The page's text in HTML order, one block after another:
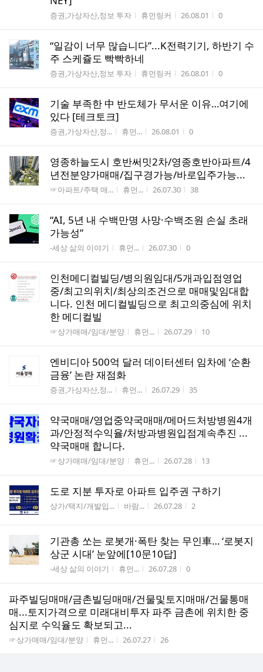
게시판명
증권,가상자산,정보 투자 작성자
휴먼링커 작성시간
26.08.01 조회수
0
“일감이 너무 많습니다”...K전력기기, 하반기 수
주 스케쥴도 빡빡하네
게시판명
증권,가상자산,정보 투자 작성자
휴먼링커 작성시간
26.08.01 조회수
0
기술 부족한 中 반도체가 무서운 이유…여기에
있다 [테크토크]
게시판명
증권,가상자산,정... 작성자
휴먼... 작성시간
26.08.01 조회수
0
영종하늘도시 호반써밋2차/영종호반아파트/4
년전분양가매매/집구경가능/바로입주가능...
게시판명
☞아파트/주택 매... 작성자
휴먼... 작성시간
26.07.30 조회수
38
“AI, 5년 내 수백만명 사망·수백조원 손실 초래
가능성”
게시판명
-세상 삶의 이야기 작성자
휴먼... 작성시간
26.07.30 조회수
0
인천메디컬빌딩/병의원임대/5개과입점영업
중/최고의위치/최상의조건으로 매매및임대합
니다. 인천 메디컬빌딩으로 최고의중심에 위치
한 메디컬빌
게시판명
☞상가매매/임대/분양 작성자
휴먼... 작성시간
26.07.29 조회수
10
엔비디아 500억 달러 데이터센터 임차에 ‘순환
금융’ 논란 재점화
게시판명
증권,가상자산,정... 작성자
휴먼... 작성시간
26.07.29 조회수
35
약국매매/영업중약국매매/메머드처방병원4개
과/안정적수익율/처방과병원입점계속추진 ...
약국매매 합니다.
게시판명
☞상가매매/임대/분양 작성자
휴먼... 작성시간
26.07.28 조회수
13
도로 지분 투자로 아파트 입주권 구하기
게시판명
상가/택지/개발입... 작성자
바람... 작성시간
26.07.28 조회수
2
기관총 쏘는 로봇개·폭탄 찾는 무인車… ‘로봇지
상군 시대’ 눈앞에[10문10답]
게시판명
-세상 삶의 이야기 작성자
휴먼... 작성시간
26.07.28 조회수
0
파주빌딩매매/금촌빌딩매매/건물및토지매매/건물통매
매...토지가격으로 미래대비투자 파주 금촌에 위치한 중
심지로 수익율도 확보되고...
게시판명
☞상가매매/임대/분양 작성자
휴먼... 작성시간
26.07.27 조회수
26